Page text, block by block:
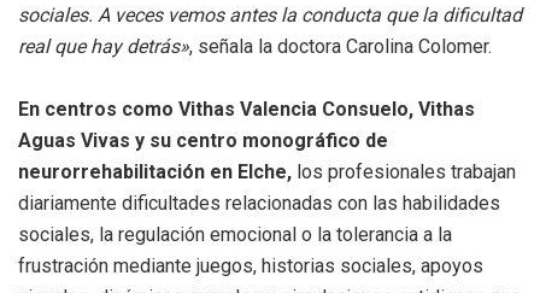
sociales. A veces vemos antes la conducta que la dificultad
real que hay detrás», señala la doctora Carolina Colomer.
En centros como Vithas Valencia Consuelo, Vithas
Aguas Vivas y su centro monográfico de
neurorrehabilitación en Elche, los profesionales trabajan
diariamente dificultades relacionadas con las habilidades
sociales, la regulación emocional o la tolerancia a la
frustración mediante juegos, historias sociales, apoyos